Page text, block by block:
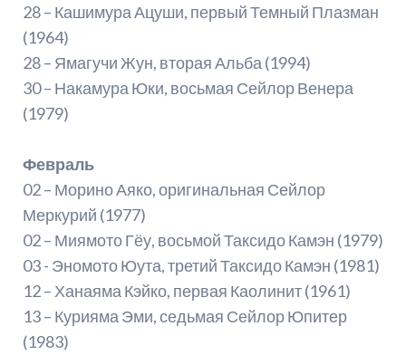
28 – Кашимура Ацуши, первый Темный Плазман
(1964)
28 – Ямагучи Жун, вторая Альба (1994)
30 – Накамура Юки, восьмая Сейлор Венера
(1979)
Февраль
02 – Морино Аяко, оригинальная Сейлор
Меркурий (1977)
02 – Миямото Гёу, восьмой Таксидо Камэн (1979)
03 - Эномото Юута, третий Таксидо Камэн (1981)
12 – Ханаяма Кэйко, первая Каолинит (1961)
13 – Курияма Эми, седьмая Сейлор Юпитер
(1983)